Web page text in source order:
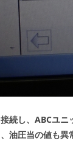
続し、ABCユニ
油圧当の値も異